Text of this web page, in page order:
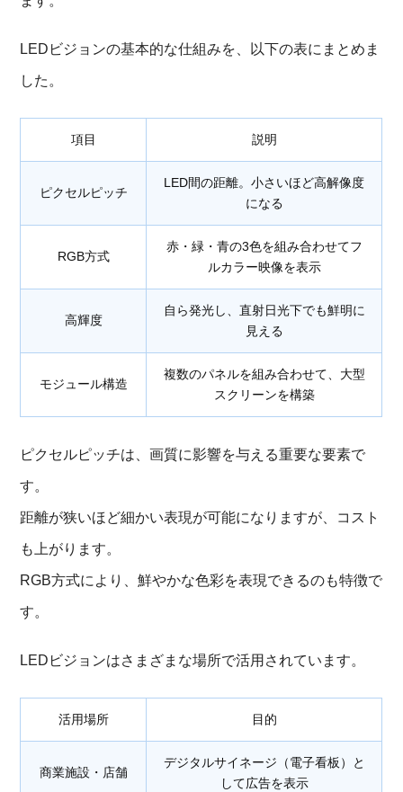
LEDビジョンの基本的な仕組みを、以下の表にまとめま
した。
項目 説明
ピクセルピッチ
LED間の距離。小さいほど高解像度
になる
RGB方式
赤・緑・青の3色を組み合わせてフ
ルカラー映像を表示
高輝度
自ら発光し、直射日光下でも鮮明に
見える
モジュール構造
複数のパネルを組み合わせて、大型
スクリーンを構築
ピクセルピッチは、画質に影響を与える重要な要素で
す。
距離が狭いほど細かい表現が可能になりますが、コスト
も上がります。
RGB方式により、鮮やかな色彩を表現できるのも特徴で
す。
LEDビジョンはさまざまな場所で活用されています。
活用場所 目的
商業施設・店舗
デジタルサイネージ（電子看板）と
して広告を表示